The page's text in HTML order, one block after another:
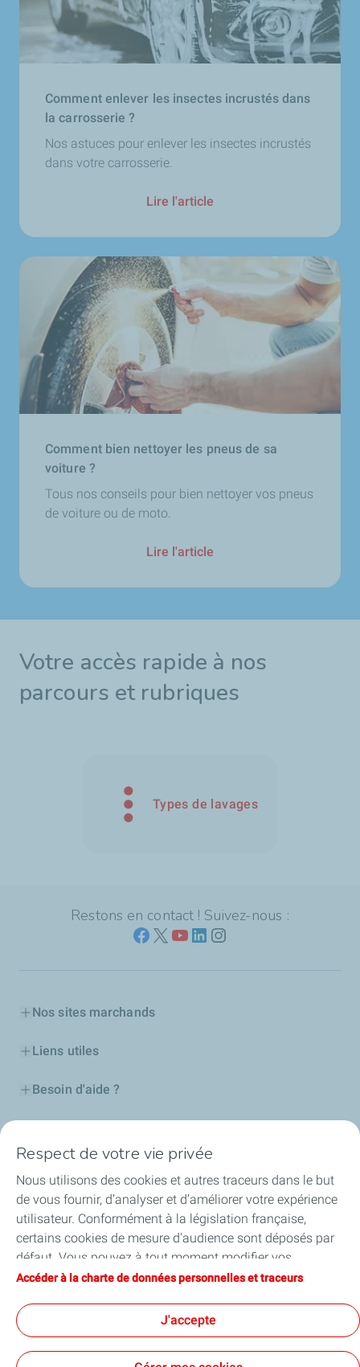
Comment enlever les insectes incrustés dans
la carrosserie ?
Nos astuces pour enlever les insectes incrustés
dans votre carrosserie.
Lire l'article
Comment bien nettoyer les pneus de sa
voiture ?
Tous nos conseils pour bien nettoyer vos pneus
de voiture ou de moto.
Lire l'article
Votre accès rapide à nos
parcours et rubriques
Types de lavages
Restons en contact ! Suivez-nous :
Nos sites marchands
Liens utiles
Besoin d'aide ?
Certificats d'économies d'énergie
Nos partenaires
Collaborer avec TotalEnergies
Accessibilité
Respect de votre vie privée
Nous utilisons des cookies et autres traceurs dans le but
de vous fournir, d’analyser et d’améliorer votre expérience
utilisateur. Conformément à la législation française,
certains cookies de mesure d'audience sont déposés par
défaut. Vous pouvez à tout moment modifier vos
paramètres de cookies en cliquant sur le bouton « Gérer
vous acceptez le dépôt de l’ensemble des cookies. Dans le
cas où vous cliquez sur « Je refuse », seuls les cookies
techniques nécessaires au bon fonctionnement du site
Accéder à la charte de données personnelles et traceurs
J'accepte